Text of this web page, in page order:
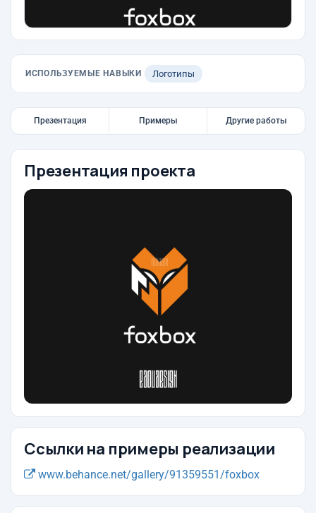
ИСПОЛЬЗУЕМЫЕ НАВЫКИ Логотипы
Презентация Примеры Другие работы
Презентация проекта
Ссылки на примеры реализации
www.behance.net/gallery/91359551/foxbox